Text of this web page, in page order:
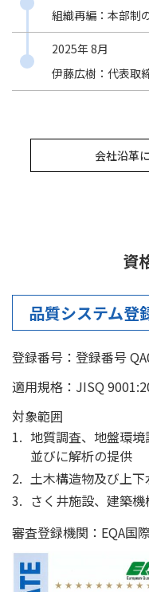
組織再編：本部制
2025年 8月
伊藤広樹：代表取
会社沿革
資
品質システム登
登録番号：登録番号
適用規格：JISQ
対象範囲
1. 地質調査、地盤環
並びに解析の提供
2. 土木構造物及び上
3. さく井施設、建築
審査登録機関：EQA国